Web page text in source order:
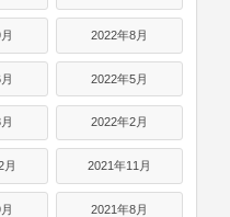
2022年8月
2022年5月
2022年2月
月 2021年11月
2021年8月